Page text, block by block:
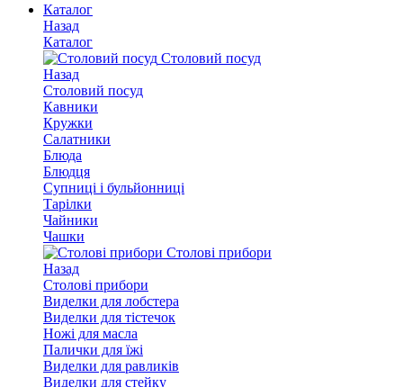
Каталог
Назад
Каталог
Столовий посуд
Назад
Столовий посуд
Кавники
Кружки
Салатники
Блюда
Блюдця
Супниці і бульйонниці
Тарілки
Чайники
Чашки
Столові прибори
Назад
Столові прибори
Виделки для лобстера
Виделки для тістечок
Ножі для масла
Палички для їжі
Виделки для равликів
Виделки для стейку